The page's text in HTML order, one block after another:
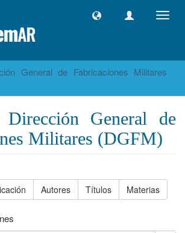
General de Fabricaciones Militares
Dirección General de
Militares (DGFM)
Autores Títulos Materias